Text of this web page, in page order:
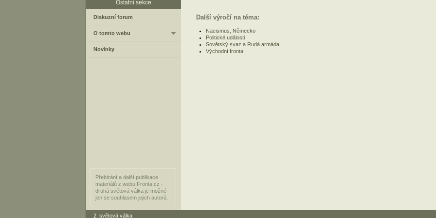
Další výročí na téma:
Nacismus, Německo
Politické události
Sovětský svaz a Rudá armáda
Východní fronta
Ostatní sekce
Diskuzní forum
O tomto webu
Novinky
Přebírání a další publikace
materiálů z webu Fronta.cz -
druhá světová válka je možné
jen se souhlasem jejich autorů.
2. světová válka